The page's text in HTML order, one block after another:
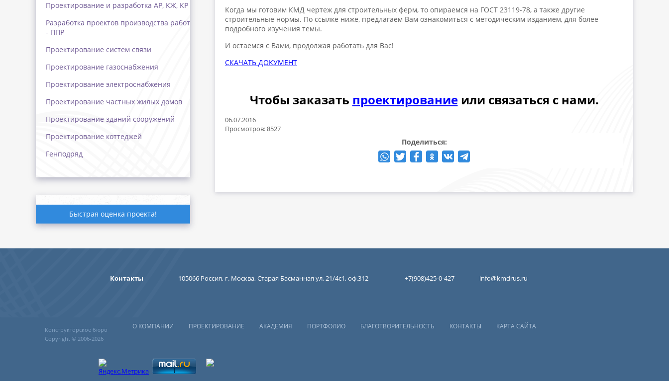
Проектирование и разработка АР, КЖ, КР
Разработка проектов производства работ
- ППР
Проектирование систем связи
Проектирование газоснабжения
Проектирование электроснабжения
Проектирование частных жилых домов
Проектирование зданий сооружений
Проектирование коттеджей
Генподряд
Быстрая оценка проекта!
Когда мы готовим КМД чертеж для строительных ферм, то опираемся на ГОСТ 23119-78, а также другие
строительные нормы. По ссылке ниже, предлагаем Вам ознакомиться с методическим изданием, для более
подробного изучения темы.
И остаемся с Вами, продолжая работать для Вас!
СКАЧАТЬ ДОКУМЕНТ
Чтобы заказать проектированиеили связаться с нами.
06.07.2016
Просмотров: 8527
Поделиться:
Контакты 105066 Россия, г. Москва, Старая Басманная ул, 21/4с1, оф.312 +7(908)425-0-427 info@kmdrus.ru
Конструкторское бюро
Copyright © 2006-2026
О КОМПАНИИ ПРОЕКТИРОВАНИЕ АКАДЕМИЯ ПОРТФОЛИО БЛАГОТВОРИТЕЛЬНОСТЬ КОНТАКТЫ КАРТА САЙТА